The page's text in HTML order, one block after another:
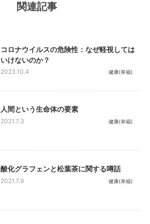
関連記事
コロナウイルスの危険性：なぜ軽視しては
いけないのか？
2023.10.4 健康(幸福)
人間という生命体の要素
2021.7.3 健康(幸福)
酸化グラフェンと松葉茶に関する噂話
2021.7.9 健康(幸福)